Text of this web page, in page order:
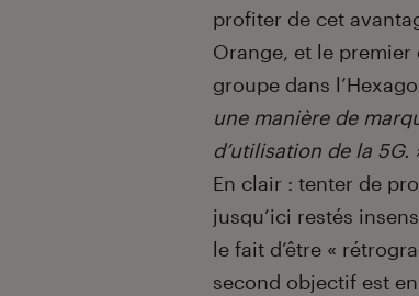
profiter de cet
Orange, et le premier
groupe dans
une manière de
d’utilisation de la 5G.
En clair : tenter de
jusqu’ici restés
le fait d’être «
second objectif est